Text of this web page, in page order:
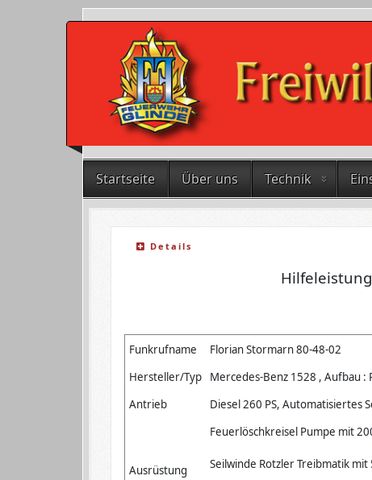
Startseite Über uns Technik
Details
Funkrufname
Florian Stormarn 80-48-02
Hersteller/Typ
Mercedes-Benz 1528 , Aufbau :
Antrieb
Diesel 260 PS, Automatisiertes
Ausrüstung
Feuerlöschkreisel Pumpe mit
Seilwinde Rotzler Treibmatik